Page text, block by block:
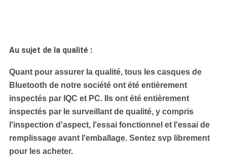
Au sujet de la qualité :
Quant pour assurer la qualité, tous les casques de
Bluetooth de notre société ont été entièrement
inspectés par IQC et PC. Ils ont été entièrement
inspectés par le surveillant de qualité, y compris
l'inspection d'aspect, l'essai fonctionnel et l'essai de
remplissage avant l'emballage. Sentez svp librement
pour les acheter.